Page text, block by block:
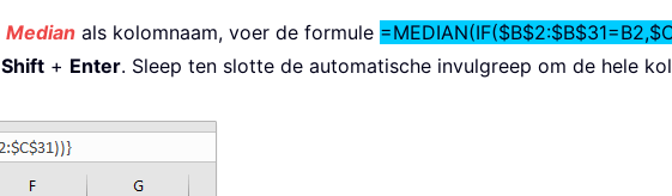
Median als kolomnaam, voer de formule
Shift + Enter. Sleep ten slotte de automatische invulgreep om de hele